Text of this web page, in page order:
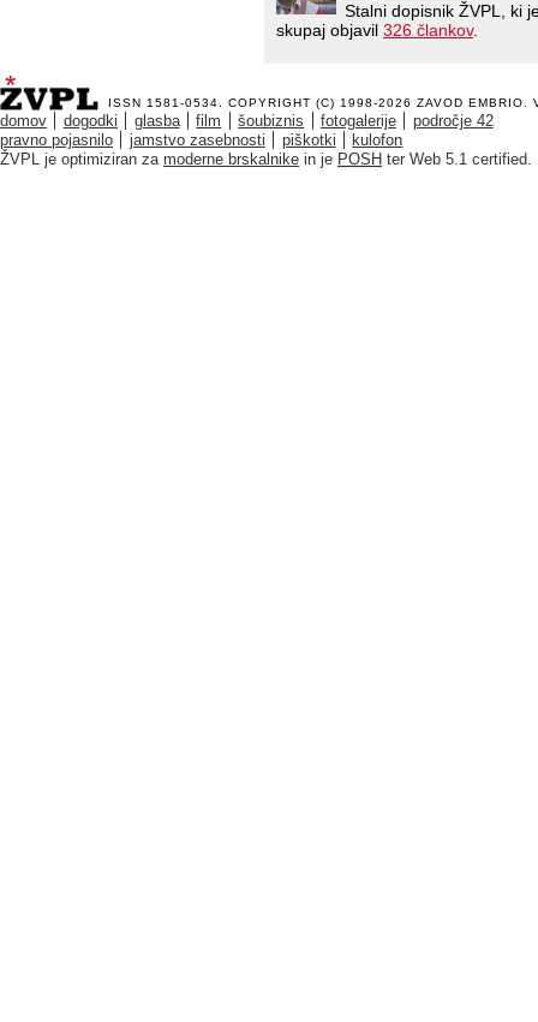
Stalni dopisnik ŽVPL, ki
skupaj objavil 326 člankov.
ISSN 1581-0534. COPYRIGHT (C) 1998-2026 ZAVOD EMBRIO .
domov dogodki glasba film šoubiznis fotogalerije
področje 42
pravno pojasnilo
jamstvo zasebnosti piškotki
kulofon
ŽVPL je optimiziran za moderne brskalnike in je POSH ter Web 5.1 certified.